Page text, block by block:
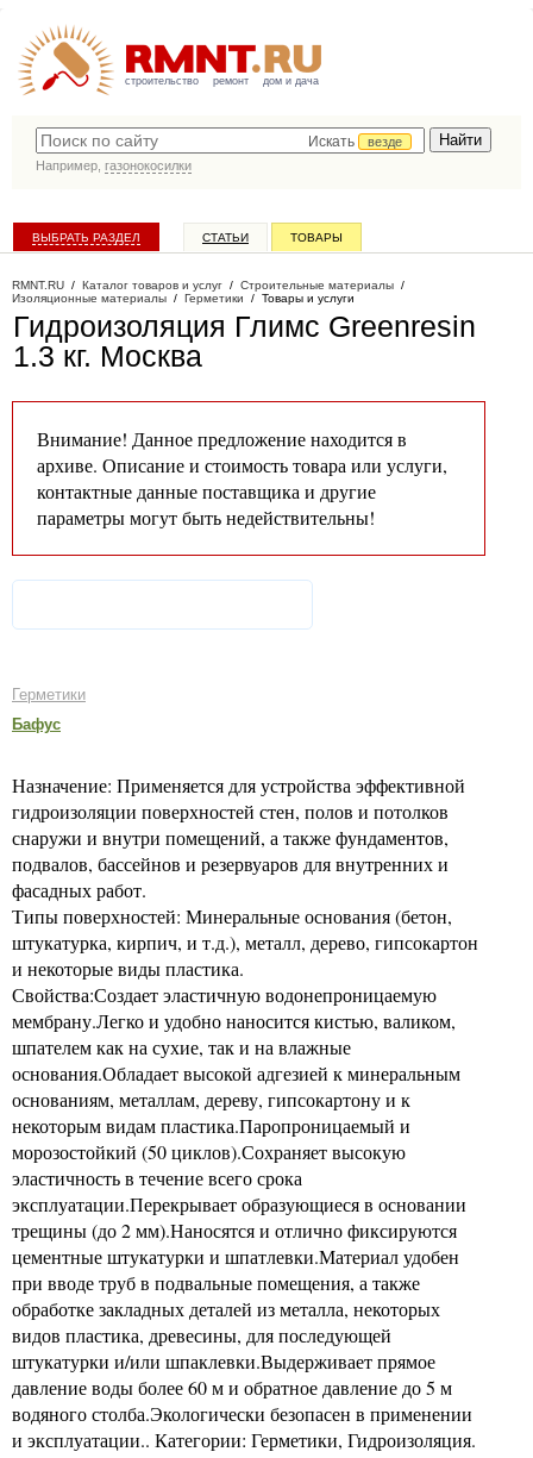
строительство ремонт дом и дача
Искать
везде
Например, газонокосилки
ВЫБРАТЬ РАЗДЕЛ СТАТЬИ ТОВАРЫ
RMNT.RU / Каталог товаров и услуг / Строительные материалы /
Изоляционные материалы / Герметики / Товары и услуги
Гидроизоляция Глимс Greenresin
1.3 кг. Москва
Внимание! Данное предложение находится в
архиве. Описание и стоимость товара или услуги,
контактные данные поставщика и другие
параметры могут быть недействительны!
Герметики
Бафус
Назначение: Применяется для устройства эффективной
гидроизоляции поверхностей стен, полов и потолков
снаружи и внутри помещений, а также фундаментов,
подвалов, бассейнов и резервуаров для внутренних и
фасадных работ.
Типы поверхностей: Минеральные основания (бетон,
штукатурка, кирпич, и т.д.), металл, дерево, гипсокартон
и некоторые виды пластика.
Свойства:Создает эластичную водонепроницаемую
мембрану.Легко и удобно наносится кистью, валиком,
шпателем как на сухие, так и на влажные
основания.Обладает высокой адгезией к минеральным
основаниям, металлам, дереву, гипсокартону и к
некоторым видам пластика.Паропроницаемый и
морозостойкий (50 циклов).Сохраняет высокую
эластичность в течение всего срока
эксплуатации.Перекрывает образующиеся в основании
трещины (до 2 мм).Наносятся и отлично фиксируются
цементные штукатурки и шпатлевки.Материал удобен
при вводе труб в подвальные помещения, а также
обработке закладных деталей из металла, некоторых
видов пластика, древесины, для последующей
штукатурки и/или шпаклевки.Выдерживает прямое
давление воды более 60 м и обратное давление до 5 м
водяного столба.Экологически безопасен в применении
и эксплуатации.. Категории: Герметики, Гидроизоляция.